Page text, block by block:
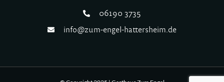
06190 3735
info@zum-engel-hattersheim.de